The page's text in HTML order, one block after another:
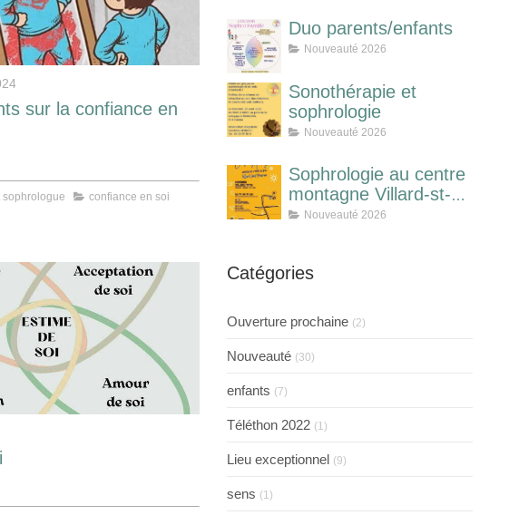
sur la confiance en
sophrologue
confiance en soi
Duo parents/enfants
Nouveauté 2026
Sonothérapie et
sophrologie
Nouveauté 2026
Sophrologie au centre
montagne Villard-st-
pancrace
Nouveauté 2026
Catégories
Ouverture prochaine (2)
Nouveauté (30)
enfants (7)
Téléthon 2022 (1)
Lieu exceptionnel (9)
sens (1)